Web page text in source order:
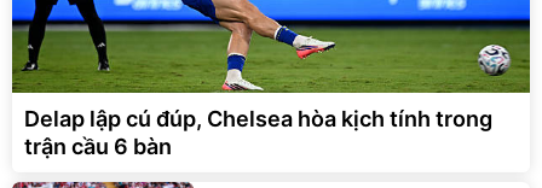
Delap lập cú đúp, Chelsea hòa kịch tính trong
trận cầu 6 bàn